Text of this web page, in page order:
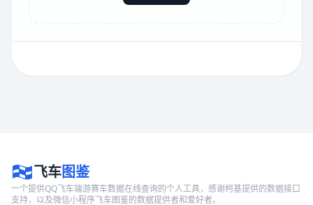
飞车图鉴
一个提供QQ飞车端游赛车数据在线查询的个人工具，感谢柯基提供的数据接口
支持，以及微信小程序飞车图鉴的数据提供者和爱好者。